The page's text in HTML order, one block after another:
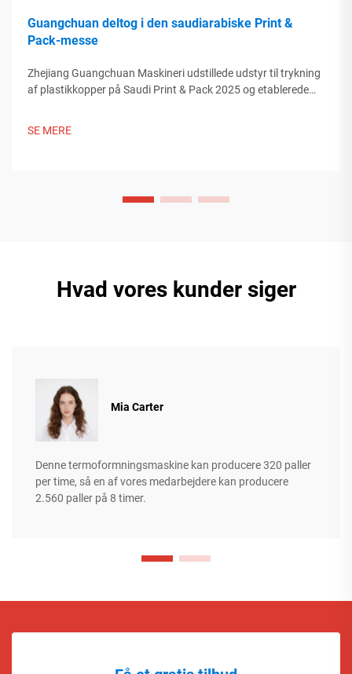
Guangchuan deltog i den saudiarabiske Print &
Pack-messe
Zhejiang Guangchuan Maskineri udstillede udstyr til trykning
af plastikkopper på Saudi Print & Pack 2025 og etablerede
SE MERE
Hvad vores kunder siger
Mia Carter
Denne termoformningsmaskine kan producere 320 paller
per time, så en af vores medarbejdere kan producere
2.560 paller på 8 timer.